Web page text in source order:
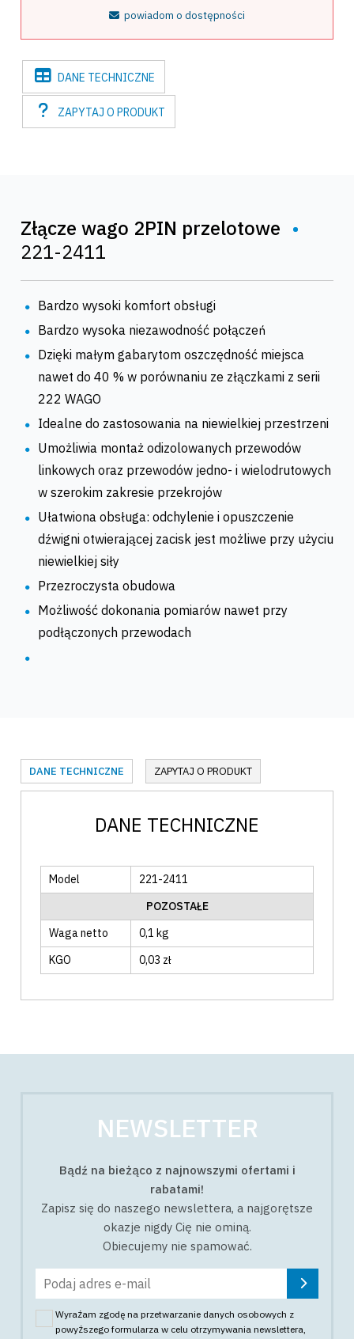
powiadom o dostępności
DANE TECHNICZNE
ZAPYTAJO PRODUKT
Złącze wago 2PIN przelotowe •
221-2411
Bardzo wysoki komfort obsługi
Bardzo wysoka niezawodność połączeń
Dzięki małym gabarytom oszczędność miejsca
nawet do 40 % w porównaniu ze złączkami z serii
222 WAGO
Idealne do zastosowania na niewielkiej przestrzeni
Umożliwia montaż odizolowanych przewodów
linkowych oraz przewodów jedno- i wielodrutowych
w szerokim zakresie przekrojów
Ułatwiona obsługa: odchylenie i opuszczenie
dźwigni otwierającej zacisk jest możliwe przy użyciu
niewielkiej siły
Przezroczysta obudowa
Możliwość dokonania pomiarów nawet przy
podłączonych przewodach
DANE TECHNICZNE ZAPYTAJ O PRODUKT
DANE TECHNICZNE
Model
221-2411
POZOSTAŁE
Waga netto
0,1 kg
KGO
0,03 zł
NEWSLETTER
Bądź na bieżąco z najnowszymi ofertami i
rabatami!
Zapisz się do naszego newslettera, a najgorętsze
okazje nigdy Cię nie ominą.
Obiecujemy nie spamować.
Wyrażam zgodę na przetwarzanie danych osobowych z
powyższego formularza w celu otrzymywania newslettera,